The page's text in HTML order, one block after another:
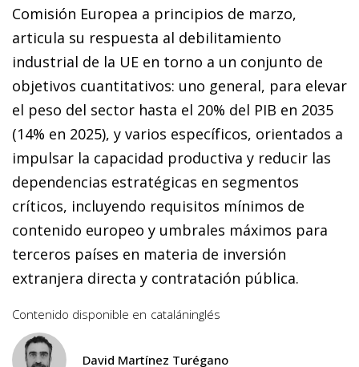
Comisión Europea a principios de marzo,
articula su respuesta al debilitamiento
industrial de la UE en torno a un conjunto de
objetivos cuantitativos: uno general, para elevar
el peso del sector hasta el 20% del PIB en 2035
(14% en 2025), y varios específicos, orientados a
impulsar la capacidad productiva y reducir las
dependencias estratégicas en segmentos
críticos, incluyendo requisitos mínimos de
contenido europeo y umbrales máximos para
terceros países en materia de inversión
extranjera directa y contratación pública.
Contenido disponible en cataláninglés
David Martínez Turégano